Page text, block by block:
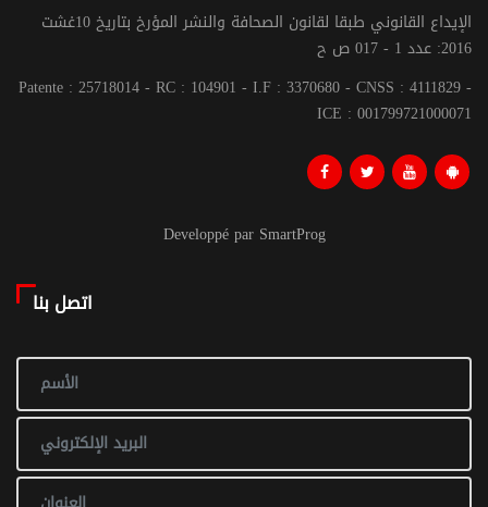
الإيداع القانوني طبقا لقانون الصحافة والنشر المؤرخ بتاريخ 10غشت
2016: عدد 1 - 017 ص ح
Patente : 25718014 - RC : 104901 - I.F : 3370680 - CNSS : 4111829 -
ICE : 001799721000071
Developpé par SmartProg
اتصل بنا